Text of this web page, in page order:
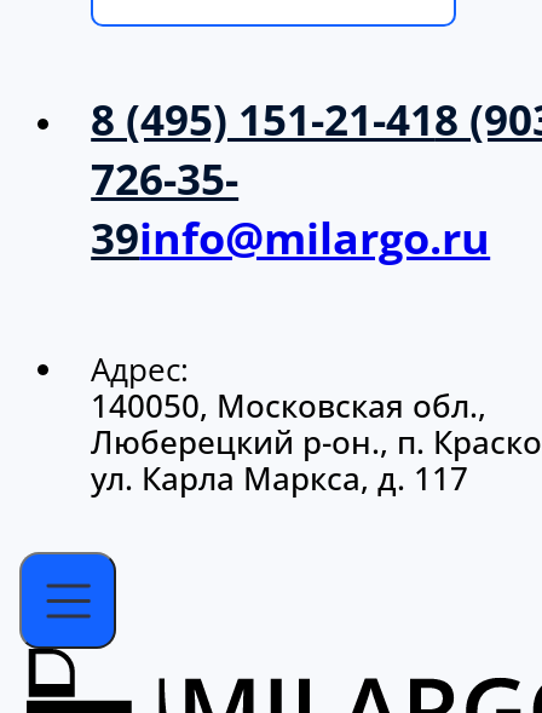
8 (495) 151-21-418
726-35-
39info@milargo.ru
Адрес:
140050, Московская обл.,
Люберецкий р-он., п.
ул. Карла Маркса, д. 117